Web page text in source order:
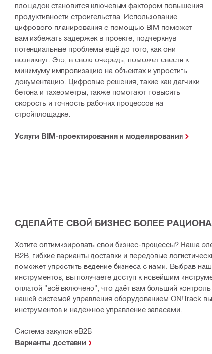
площадок становится ключевым фактором повышения
продуктивности строительства. Использование
цифрового планирования с помощью BIM поможет
вам избежать задержек в проекте, подчеркнув
потенциальные проблемы ещё до того, как они
возникнут. Это, в свою очередь, поможет свести к
минимуму импровизацию на объектах и упростить
документацию. Цифровые решения, такие как датчики
бетона и тахеометры, также помогают повысить
скорость и точность рабочих процессов на
стройплощадке.
Услуги BIM-проектирования и моделирования
СДЕЛАЙТЕ СВОЙ БИЗНЕС БОЛЕЕ
Хотите оптимизировать свои бизнес-процессы? Наша
B2B, гибкие варианты доставки и передовые
поможет упростить ведение бизнеса с нами. Выбрав
инструментов, вы получаете доступ к новейшим
оплатой "всё включено", что даёт вам больший
нашей системой управления оборудованием ON!Track
инструментов и надёжное управление запасами.
Система закупок eB2B
Варианты доставки